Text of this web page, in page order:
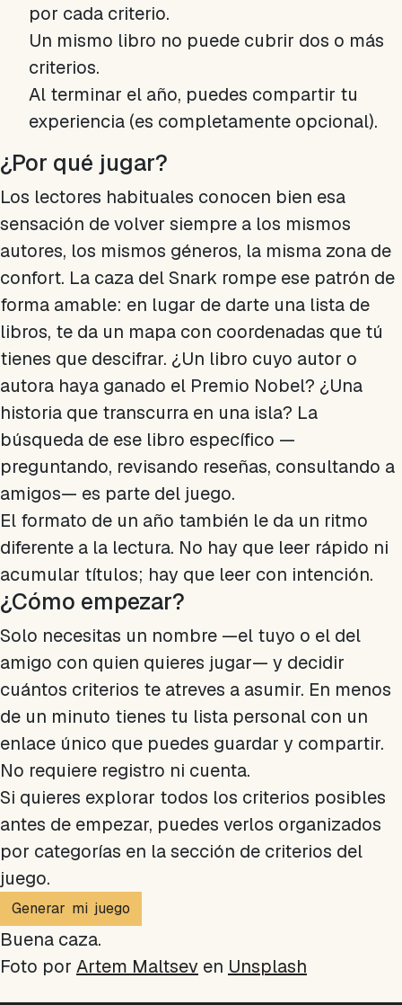
por cada criterio.
Un mismo libro no puede cubrir dos o más
criterios.
Al terminar el año, puedes compartir tu
experiencia (es completamente opcional).
¿Por qué jugar?
Los lectores habituales conocen bien esa
sensación de volver siempre a los mismos
autores, los mismos géneros, la misma zona de
confort. La caza del Snark rompe ese patrón de
forma amable: en lugar de darte una lista de
libros, te da un mapa con coordenadas que tú
tienes que descifrar. ¿Un libro cuyo autor o
autora haya ganado el Premio Nobel? ¿Una
historia que transcurra en una isla? La
búsqueda de ese libro específico —
preguntando, revisando reseñas, consultando a
amigos— es parte del juego.
El formato de un año también le da un ritmo
diferente a la lectura. No hay que leer rápido ni
acumular títulos; hay que leer con intención.
¿Cómo empezar?
Solo necesitas un nombre —el tuyo o el del
amigo con quien quieres jugar— y decidir
cuántos criterios te atreves a asumir. En menos
de un minuto tienes tu lista personal con un
enlace único que puedes guardar y compartir.
No requiere registro ni cuenta.
Si quieres explorar todos los criterios posibles
antes de empezar, puedes verlos organizados
por categorías en la sección de criterios del
juego.
Generar mi juego
Buena caza.
Foto por Artem Maltsev en Unsplash